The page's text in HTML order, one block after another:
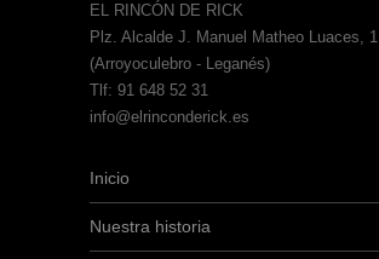
EL RINCÓN DE RICK
Plz. Alcalde J. Manuel Matheo Luaces, 1
(Arroyoculebro - Leganés)
Tlf: 91 648 52 31
info@elrinconderick.es
Inicio
Nuestra historia